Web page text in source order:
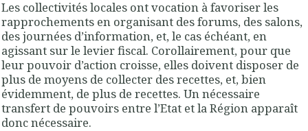
Les collectivités locales ont vocation à favoriser les
rapprochements en organisant des forums, des salons,
des journées d’information, et, le cas échéant, en
agissant sur le levier fiscal. Corollairement, pour que
leur pouvoir d’action croisse, elles doivent disposer de
plus de moyens de collecter des recettes, et, bien
évidemment, de plus de recettes. Un nécessaire
transfert de pouvoirs entre l’Etat et la Région apparaît
donc nécessaire.